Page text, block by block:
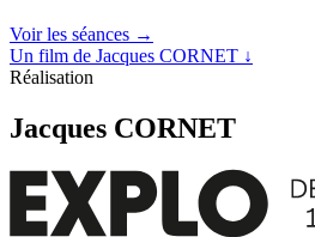
Voir les séances →
Un film de Jacques CORNET ↓
Réalisation
Jacques CORNET